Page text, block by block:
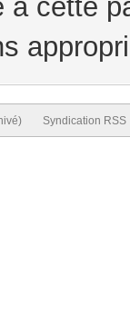
cette
Syndication RSS